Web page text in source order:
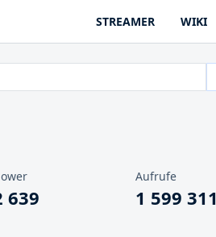
STREAMER WIKI
639
Aufrufe
1 599 311